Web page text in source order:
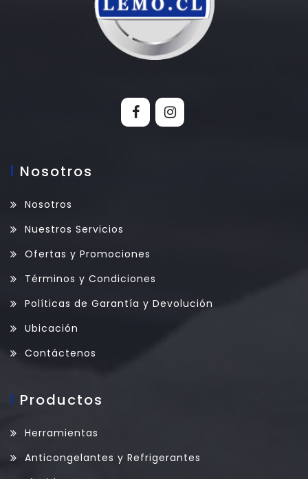
Nosotros
Nosotros
Nuestros Servicios
Ofertas y Promociones
Términos y Condiciones
Políticas de Garantía y Devolución
Ubicación
Contáctenos
Productos
Herramientas
Anticongelantes y Refrigerantes